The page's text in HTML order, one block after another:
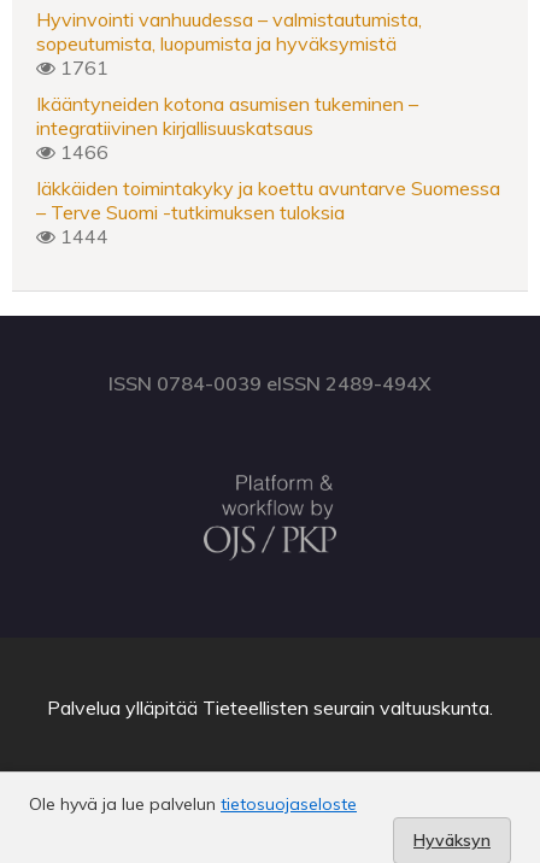
Hyvinvointi vanhuudessa – valmistautumista,
sopeutumista, luopumista ja hyväksymistä
1761
Ikääntyneiden kotona asumisen tukeminen –
integratiivinen kirjallisuuskatsaus
1466
Iäkkäiden toimintakyky ja koettu avuntarve Suomessa
– Terve Suomi -tutkimuksen tuloksia
1444
ISSN 0784-0039 eISSN 2489-494X
Ole hyvä ja lue palvelun tietosuojaseloste
Hyväksyn
Palvelua ylläpitää Tieteellisten seurain valtuuskunta.